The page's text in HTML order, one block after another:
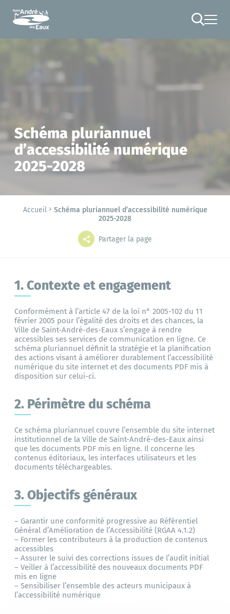
Schéma pluriannuel
d’accessibilité numérique
2025-2028
Accueil
Schéma pluriannuel d’accessibilité numérique
2025-2028
Partager la page
1. Contexte et engagement
Conformément à l’article 47 de la loi n° 2005-102 du 11
février 2005 pour l’égalité des droits et des chances, la
Ville de Saint-André-des-Eaux s’engage à rendre
accessibles ses services de communication en ligne. Ce
schéma pluriannuel définit la stratégie et la planification
des actions visant à améliorer durablement l’accessibilité
numérique du site internet et des documents PDF mis à
disposition sur celui-ci.
2. Périmètre du schéma
Ce schéma pluriannuel couvre l’ensemble du site internet
institutionnel de la Ville de Saint-André-des-Eaux ainsi
que les documents PDF mis en ligne. Il concerne les
contenus éditoriaux, les interfaces utilisateurs et les
documents téléchargeables.
3. Objectifs généraux
– Garantir une conformité progressive au Référentiel
Général d’Amélioration de l’Accessibilité (RGAA 4.1.2)
– Former les contributeurs à la production de contenus
accessibles
– Assurer le suivi des corrections issues de l’audit initial
– Veiller à l’accessibilité des nouveaux documents PDF
mis en ligne
– Sensibiliser l’ensemble des acteurs municipaux à
l’accessibilité numérique
Grands projets Mes démarches
Bibliothèque